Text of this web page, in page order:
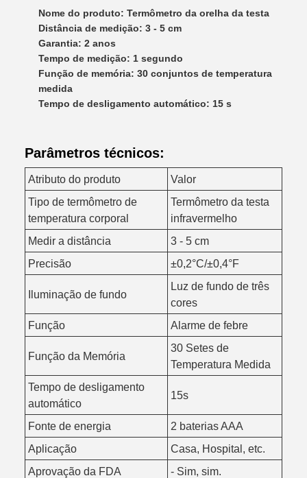
Nome do produto: Termômetro da orelha da testa
Distância de medição: 3 - 5 cm
Garantia: 2 anos
Tempo de medição: 1 segundo
Função de memória: 30 conjuntos de temperatura
medida
Tempo de desligamento automático: 15 s
Parâmetros técnicos:
Atributo do produto
Valor
Tipo de termômetro de
temperatura corporal
Termômetro da testa
infravermelho
Medir a distância
3 - 5 cm
Precisão
±0,2°C/±0,4°F
Iluminação de fundo
Luz de fundo de três
cores
Função
Alarme de febre
Função da Memória
30 Setes de
Temperatura Medida
Tempo de desligamento
automático
15s
Fonte de energia
2 baterias AAA
Aplicação
Casa, Hospital, etc.
Aprovação da FDA
- Sim, sim.